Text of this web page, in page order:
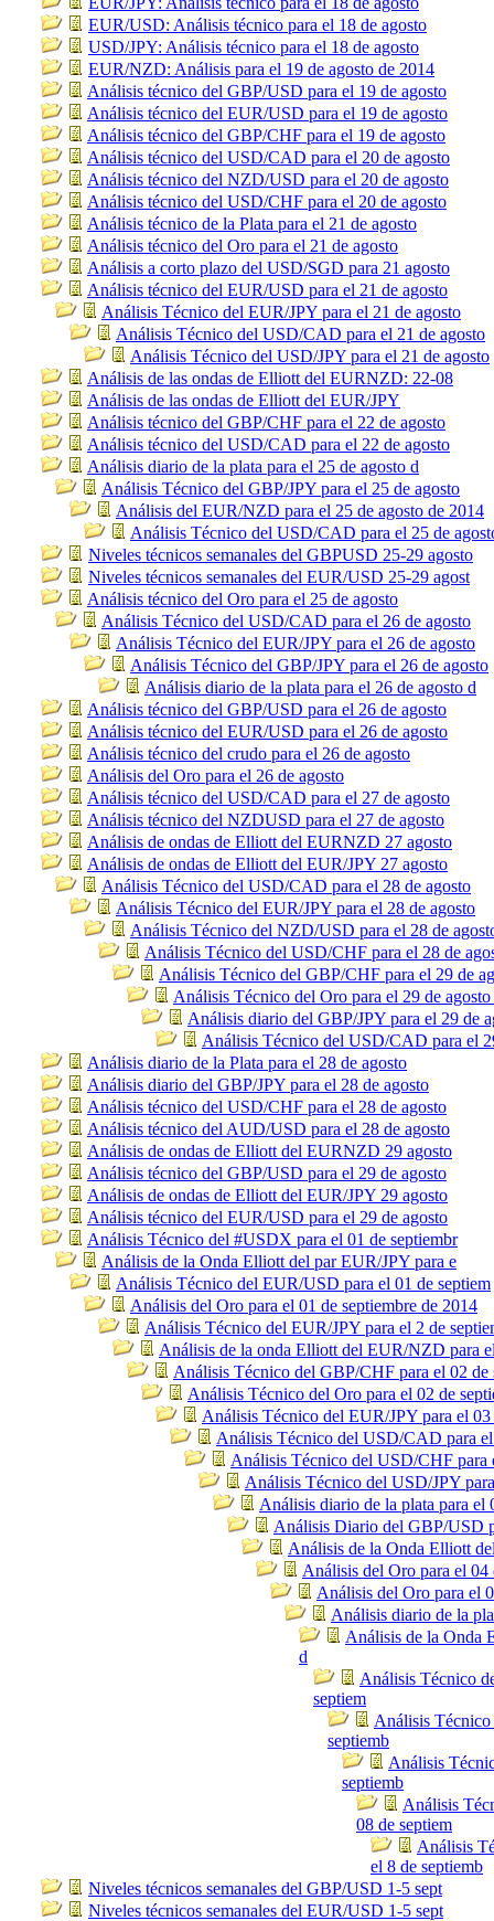
EUR/USD: Análisis técnico para el 18 de agosto
USD/JPY: Análisis técnico para el 18 de agosto
EUR/NZD: Análisis para el 19 de agosto de 2014
Análisis técnico del GBP/USD para el 19 de agosto
Análisis técnico del EUR/USD para el 19 de agosto
Análisis técnico del GBP/CHF para el 19 de agosto
Análisis técnico del USD/CAD para el 20 de agosto
Análisis técnico del NZD/USD para el 20 de agosto
Análisis técnico del USD/CHF para el 20 de agosto
Análisis técnico de la Plata para el 21 de agosto
Análisis técnico del Oro para el 21 de agosto
Análisis a corto plazo del USD/SGD para 21 agosto
Análisis técnico del EUR/USD para el 21 de agosto
Análisis Técnico del EUR/JPY para el 21 de agosto
Análisis Técnico del USD/CAD para el 21 de agosto
Análisis Técnico del USD/JPY para el 21 de agosto
Análisis de las ondas de Elliott del EURNZD: 22-08
Análisis de las ondas de Elliott del EUR/JPY
Análisis técnico del GBP/CHF para el 22 de agosto
Análisis técnico del USD/CAD para el 22 de agosto
Análisis diario de la plata para el 25 de agosto d
Análisis Técnico del GBP/JPY para el 25 de agosto
Análisis del EUR/NZD para el 25 de agosto de 2014
Análisis Técnico del USD/CAD para el 25 de
Niveles técnicos semanales del GBPUSD 25-29 agosto
Niveles técnicos semanales del EUR/USD 25-29 agost
Análisis técnico del Oro para el 25 de agosto
Análisis Técnico del USD/CAD para el 26 de agosto
Análisis Técnico del EUR/JPY para el 26 de agosto
Análisis Técnico del GBP/JPY para el 26 de agosto
Análisis diario de la plata para el 26 de agosto d
Análisis técnico del GBP/USD para el 26 de agosto
Análisis técnico del EUR/USD para el 26 de agosto
Análisis técnico del crudo para el 26 de agosto
Análisis del Oro para el 26 de agosto
Análisis técnico del USD/CAD para el 27 de agosto
Análisis técnico del NZDUSD para el 27 de agosto
Análisis de ondas de Elliott del EURNZD 27 agosto
Análisis de ondas de Elliott del EUR/JPY 27 agosto
Análisis Técnico del USD/CAD para el 28 de agosto
Análisis Técnico del EUR/JPY para el 28 de agosto
Análisis Técnico del NZD/USD para el 28 de
Análisis Técnico del USD/CHF para el 28 de
Análisis Técnico del GBP/CHF para el 29 de
Análisis Técnico del Oro para el 29 de agosto
Análisis diario del GBP/JPY para el 29 de
Análisis Técnico del USD/CAD para el
Análisis diario de la Plata para el 28 de agosto
Análisis diario del GBP/JPY para el 28 de agosto
Análisis técnico del USD/CHF para el 28 de agosto
Análisis técnico del AUD/USD para el 28 de agosto
Análisis de ondas de Elliott del EURNZD 29 agosto
Análisis técnico del GBP/USD para el 29 de agosto
Análisis de ondas de Elliott del EUR/JPY 29 agosto
Análisis técnico del EUR/USD para el 29 de agosto
Análisis Técnico del #USDX para el 01 de septiembr
Análisis de la Onda Elliott del par EUR/JPY para e
Análisis Técnico del EUR/USD para el 01 de septiem
Análisis del Oro para el 01 de septiembre de 2014
Análisis Técnico del EUR/JPY para el 2 de
Análisis de la onda Elliott del EUR/NZD para
Análisis Técnico del GBP/CHF para el 02 de
Análisis Técnico del Oro para el 02 de
Análisis Técnico del EUR/JPY para el 03
Análisis Técnico del USD/CAD para el
Análisis Técnico del USD/CHF para
Análisis Técnico del USD/JPY
Análisis diario de la plata para el
Análisis Diario del GBP/USD
Análisis de la Onda Elliott
Análisis del Oro para el 04
Análisis del Oro para el
Análisis diario de la
Análisis de la Onda
d
Análisis Técnico
septiem
Análisis
septiemb
Análisis
septiemb
Análisis
08 de septiem
Análisis
el 8 de septiemb
Niveles técnicos semanales del GBP/USD 1-5 sept
Niveles técnicos semanales del EUR/USD 1-5 sept